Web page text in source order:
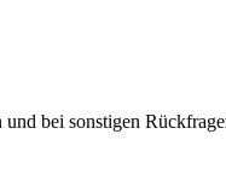
bei sonstigen